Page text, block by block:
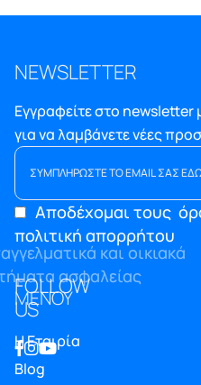
NEWSLETTER
Εγγραφείτε στο newsletter
για να λαμβάνετε νέες
Αποδέχομαι τους
πολιτική απορρήτου
FOLLOW
US
ΜΕΝΟΥ
Η Εταιρία
Blog